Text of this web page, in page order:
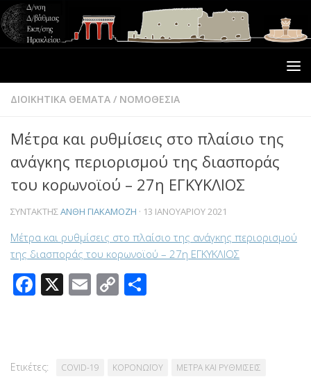
ΔΙΟΙΚΗΤΙΚΑ ΘΕΜΑΤΑ / ΝΟΜΟΘΕΣΙΑ
Μέτρα και ρυθμίσεις στο πλαίσιο της
ανάγκης περιορισμού της διασποράς
του κορωνοϊού – 27η ΕΓΚΥΚΛΙΟΣ
ΣΥΝΤΆΚΤΗΣΑΝΘΗ ΓΙΑΚΑΜΟΖΗ · 13 ΙΑΝΟΥΑΡΊΟΥ 2021
Μέτρα και ρυθμίσεις στο πλαίσιο της ανάγκης περιορισμού
της διασποράς του κορωνοϊού – 27η ΕΓΚΥΚΛΙΟΣ
Facebook
X Email
Copy
Ετικέτες: COVID-19 ΚΟΡΟΝΩΪΟΥ ΜΕΤΡΑ ΚΑΙ ΡΥΘΜΙΣΕΙΣ